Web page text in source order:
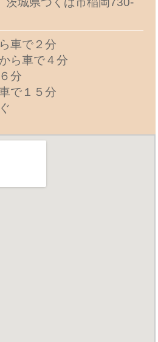
車で２分
ら車で４分
分
で１５分